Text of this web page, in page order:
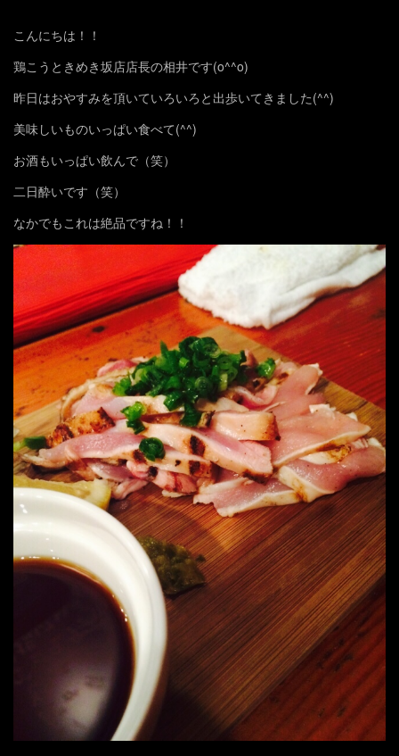
こんにちは！！
鶏こうときめき坂店店長の相井です(o^^o)
昨日はおやすみを頂いていろいろと出歩いてきました(^^)
美味しいものいっぱい食べて(^^)
お酒もいっぱい飲んで（笑）
二日酔いです（笑）
なかでもこれは絶品ですね！！